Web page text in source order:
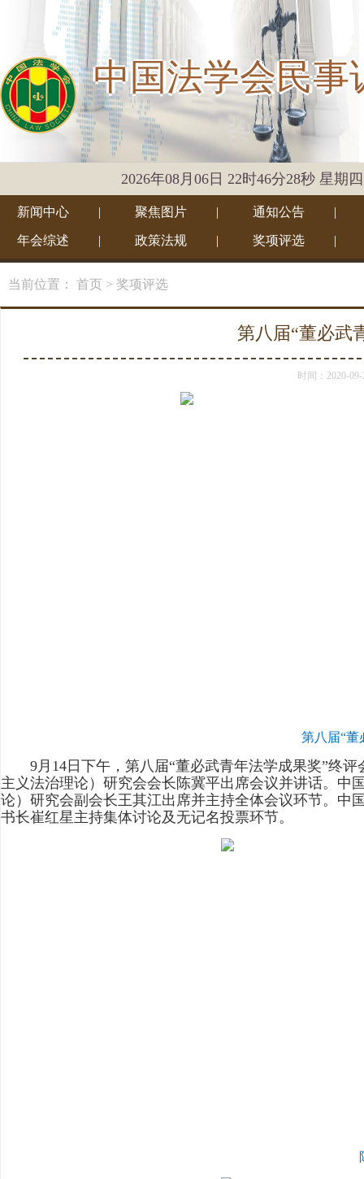
中国法学会民事
2026年08月06日 22时46分28秒 星期四
新闻中心 | 聚焦图片 | 通知公告 |
年会综述 | 政策法规 | 奖项评选 |
当前位置： 首页 > 奖项评选
第八届“董必武
时间： 2020-
第八届“董
9月14日下午，第八届“董必武青年法学成果奖”终评
主义法治理论）研究会会长陈冀平出席会议并讲话。中
论）研究会副会长王其江出席并主持全体会议环节。中
书长崔红星主持集体讨论及无记名投票环节。